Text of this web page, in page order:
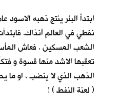
نفطي في العالم آنذاك.
الشعب المسكين . فعاش
تعقبها الاشد منها قسوة و
الذهب الذي لا ينضب ، او ما
( لعنة النفط ) !